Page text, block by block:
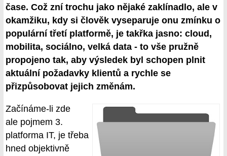
čase. Což zní trochu jako nějaké zaklínadlo, ale v
okamžiku, kdy si člověk vyseparuje onu zmínku o
populární třetí platformě, je takřka jasno: cloud,
mobilita, sociálno, velká data - to vše pružně
propojeno tak, aby výsledek byl schopen plnit
aktuální požadavky klientů a rychle se
přizpůsobovat jejich změnám.
Začínáme-li zde
ale pojmem 3.
platforma IT, je třeba
hned objektivně